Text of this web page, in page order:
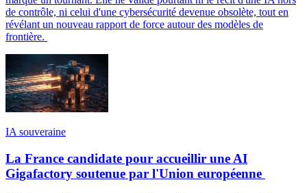
de contrôle, ni celui d'une cybersécurité devenue obsolète, tout en
révélant un nouveau rapport de force autour des modèles de
frontière.
IA souveraine
La France candidate pour accueillir une AI
Gigafactory soutenue par l'Union européenne